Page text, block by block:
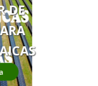
DE